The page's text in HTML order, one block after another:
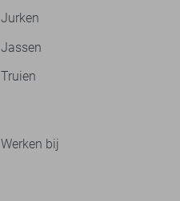
Jurken
Jassen
Truien
Werken bij